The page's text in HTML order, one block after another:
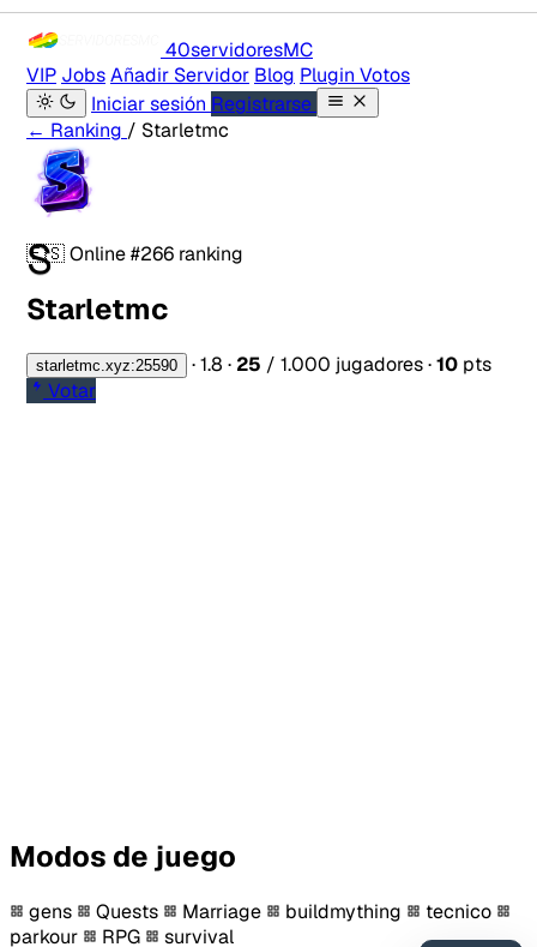
40servidoresMC
VIP JobsAñadir Servidor Blog Plugin Votos
Iniciar sesión Registrarse
← Ranking / Starletmc
S
🇪🇸Online#266 ranking
Starletmc
starletmc.xyz:25590 ·1.8 · 25 / 1.000 jugadores·10 pts
Votar
Modos de juego
gens Quests Marriage buildmything
tecnico
parkour
RPG survival